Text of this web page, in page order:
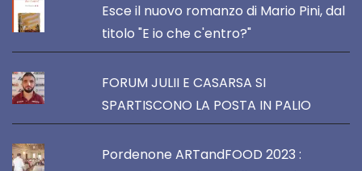
Esce il nuovo romanzo di Mario Pini, dal
titolo "E io che c'entro?"
FORUM JULII E CASARSA SI
SPARTISCONO LA POSTA IN PALIO
Pordenone ARTandFOOD 2023 :